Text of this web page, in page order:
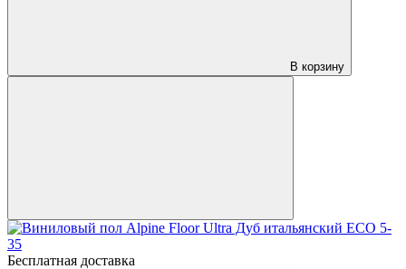
В корзину
Бесплатная доставка